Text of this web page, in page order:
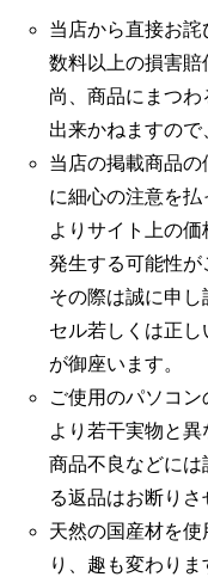
当店から直接お
数料以上の損害賠
尚、商品にまつ
出来かねますので
当店の掲載商品
に細心の注意を
よりサイト上の
発生する可能性が
その際は誠に申
セル若しくは正
が御座います。
ご使用のパソコ
より若干実物と異
商品不良などには
る返品はお断りさ
天然の国産材を
り、趣も変わり